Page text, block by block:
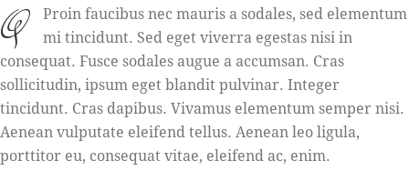
q
Proin faucibus nec mauris a sodales, sed elementum
mi tincidunt. Sed eget viverra egestas nisi in
consequat. Fusce sodales augue a accumsan. Cras
sollicitudin, ipsum eget blandit pulvinar. Integer
tincidunt. Cras dapibus. Vivamus elementum semper nisi.
Aenean vulputate eleifend tellus. Aenean leo ligula,
porttitor eu, consequat vitae, eleifend ac, enim.